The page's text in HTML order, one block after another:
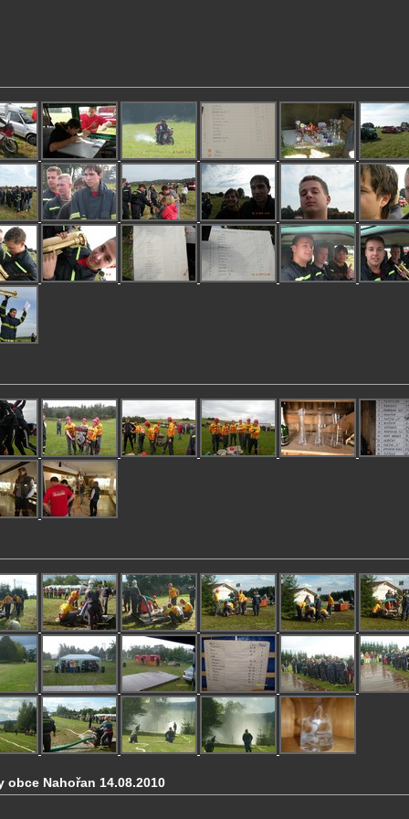
Nahořan 14.08.2010